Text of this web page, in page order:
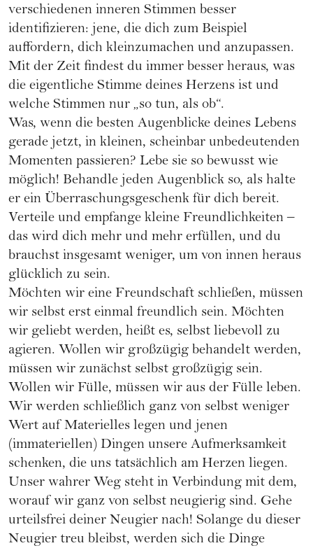
verschiedenen inneren Stimmen besser
identifizieren: jene, die dich zum Beispiel
auffordern, dich kleinzumachen und anzupassen.
Mit der Zeit findest du immer besser heraus, was
die eigentliche Stimme deines Herzens ist und
welche Stimmen nur „so tun, als ob“.
Was, wenn die besten Augenblicke deines Lebens
gerade jetzt, in kleinen, scheinbar unbedeutenden
Momenten passieren? Lebe sie so bewusst wie
möglich! Behandle jeden Augenblick so, als halte
er ein Überraschungsgeschenk für dich bereit.
Verteile und empfange kleine Freundlichkeiten –
das wird dich mehr und mehr erfüllen, und du
brauchst insgesamt weniger, um von innen heraus
glücklich zu sein.
Möchten wir eine Freundschaft schließen, müssen
wir selbst erst einmal freundlich sein. Möchten
wir geliebt werden, heißt es, selbst liebevoll zu
agieren. Wollen wir großzügig behandelt werden,
müssen wir zunächst selbst großzügig sein.
Wollen wir Fülle, müssen wir aus der Fülle leben.
Wir werden schließlich ganz von selbst weniger
Wert auf Materielles legen und jenen
(immateriellen) Dingen unsere Aufmerksamkeit
schenken, die uns tatsächlich am Herzen liegen.
Unser wahrer Weg steht in Verbindung mit dem,
worauf wir ganz von selbst neugierig sind. Gehe
urteilsfrei deiner Neugier nach! Solange du dieser
Neugier treu bleibst, werden sich die Dinge